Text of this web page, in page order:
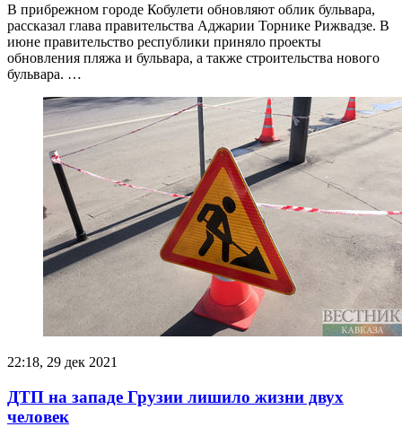
В прибрежном городе Кобулети обновляют облик бульвара,
рассказал глава правительства Аджарии Торнике Рижвадзе. В
июне правительство республики приняло проекты
обновления пляжа и бульвара, а также строительства нового
бульвара. …
22:18, 29 дек 2021
ДТП на западе Грузии лишило жизни двух
человек